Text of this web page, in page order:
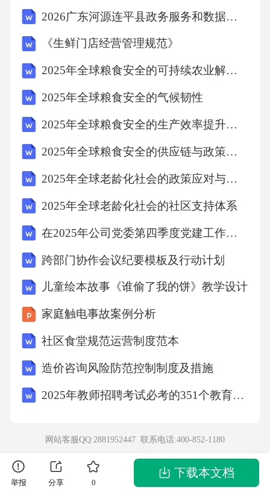
2026广东河源连平县政务服务和数据管理局招聘编外人员6人（第二批）笔试参考题库及答案详解
《生鲜门店经营管理规范》
2025年全球粮食安全的可持续农业解决方案
2025年全球粮食安全的气候韧性
2025年全球粮食安全的生产效率提升技术
2025年全球粮食安全的供应链与政策分析
2025年全球老龄化社会的政策应对与市场机遇
2025年全球老龄化社会的社区支持体系
在2025年公司党委第四季度党建工作会上的讲话范文
跨部门协作会议纪要模板及行动计划
儿童绘本故事《谁偷了我的饼》教学设计
家庭触电事故案例分析
社区食堂规范运营制度范本
造价咨询风险防范控制制度及措施
2025年教师招聘考试必考的351个教育综合基础知识 （超强）
网站客服QQ:2881952447 联系电话:400-852-1180
举报 分享 0
下载本文档